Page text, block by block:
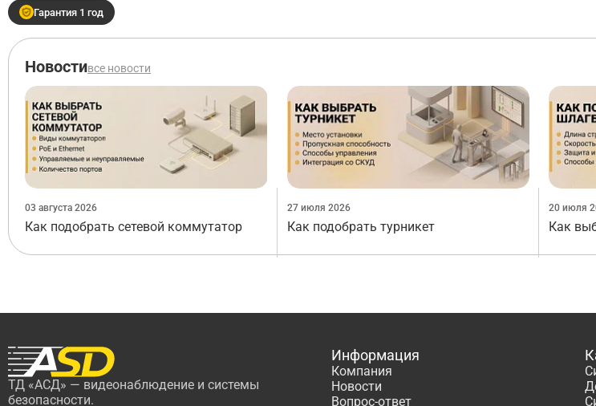
Гарантия 1 год
Новостивсе новости
03 августа 2026
Как подобрать сетевой коммутатор
27 июля 2026
Как подобрать турникет
20 июля
Как
ТД «АСД» — видеонаблюдение и системы
безопасности.
Информация
Компания
Новости
Вопрос-ответ